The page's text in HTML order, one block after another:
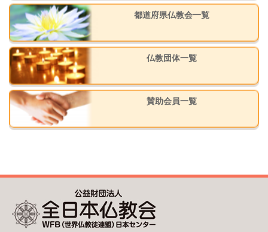
都道府県仏教会一覧
仏教団体一覧
賛助会員一覧